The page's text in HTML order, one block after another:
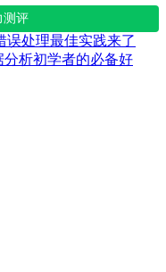
测评
误处理最佳实践来了
分析初学者的必备好